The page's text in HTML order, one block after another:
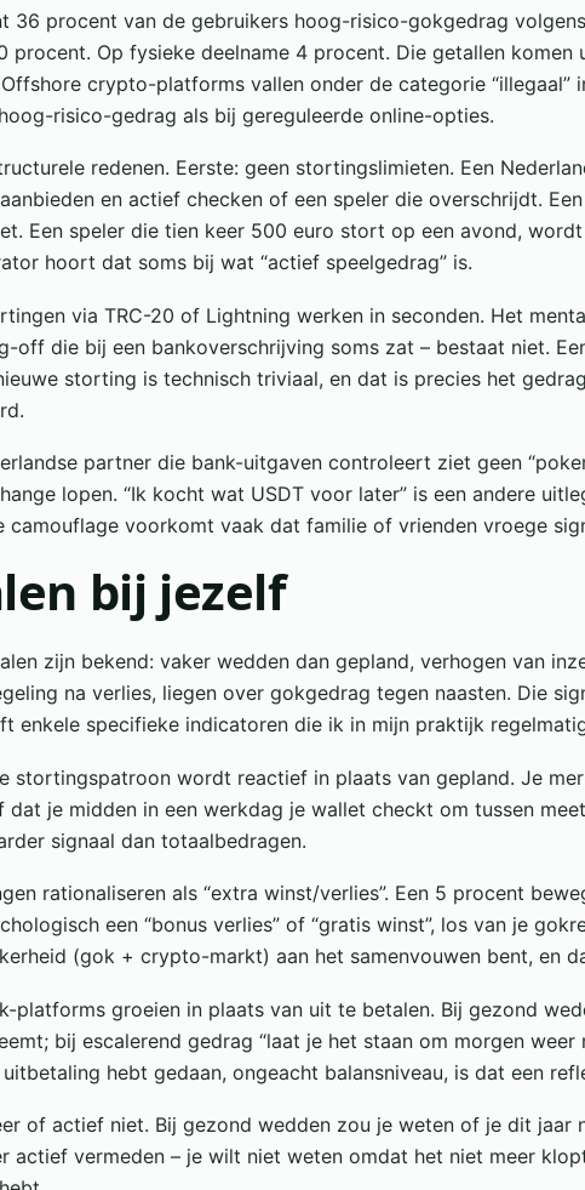
procent van de gebruikers hoog-risico-gokgedrag volgens
procent. Op fysieke deelname 4 procent. Die getallen komen
crypto-platforms vallen onder de categorie “illegaal”
risico-gedrag als bij gereguleerde online-opties.
redenen. Eerste: geen stortingslimieten. Een
en actief checken of een speler die overschrijdt.
Een speler die tien keer 500 euro stort op een avond,
hoort dat soms bij wat “actief speelgedrag” is.
via TRC-20 of Lightning werken in seconden. Het
off die bij een bankoverschrijving soms zat – bestaat niet.
storting is technisch triviaal, en dat is precies het
partner die bank-uitgaven controleert ziet geen
lopen. “Ik kocht wat USDT voor later” is een andere
camouflage voorkomt vaak dat familie of vrienden vroege
bij jezelf
zijn bekend: vaker wedden dan gepland, verhogen van
na verlies, liegen over gokgedrag tegen naasten. Die
enkele specifieke indicatoren die ik in mijn praktijk
stortingspatroon wordt reactief in plaats van gepland. Je
je midden in een werkdag je wallet checkt om tussen
signaal dan totaalbedragen.
rationaliseren als “extra winst/verlies”. Een 5 procent
een “bonus verlies” of “gratis winst”, los van je
(gok + crypto-markt) aan het samenvouwen bent, en
platforms groeien in plaats van uit te betalen. Bij gezond
bij escalerend gedrag “laat je het staan om morgen weer
hebt gedaan, ongeacht balansniveau, is dat een
of actief niet. Bij gezond wedden zou je weten of je dit jaar
actief vermeden – je wilt niet weten omdat het niet meer